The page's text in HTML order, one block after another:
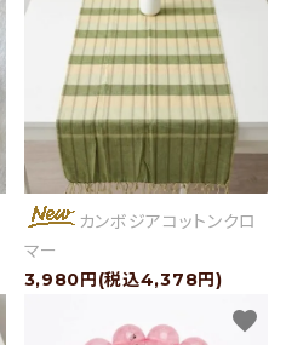
カンボジアコットンクロ
マー
3,980円(税込4,378円)
favorite